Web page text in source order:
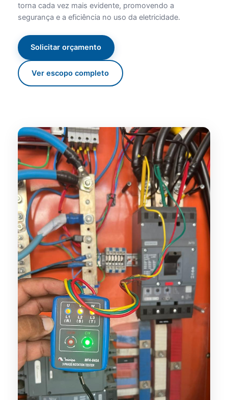
torna cada vez mais evidente, promovendo a
segurança e a eficiência no uso da eletricidade.
Solicitar orçamento
Ver escopo completo